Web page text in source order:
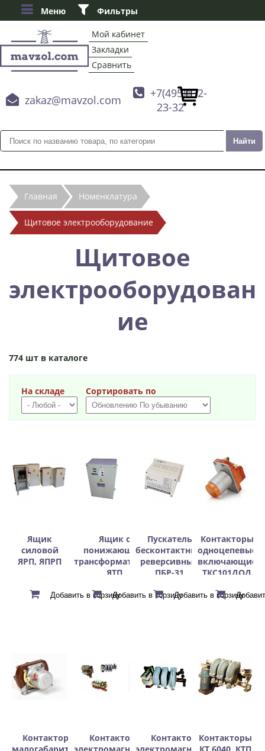
Меню Фильтры
Мой кабинет
Закладки
Сравнить
 zakaz@mavzol.com
 +7(495)132-
23-32
Главная Номенклатура
Щитовое электрооборудование
Щитовое
электрооборудован
ие
774 шт в каталоге
На складе Сортировать по
Ящик
силовой
ЯРП, ЯПРП
Ящик с
понижающим
трансформатором
ЯТП
Пускатель
бесконтактный
реверсивный
ПБР-31
Контакторы
одноцепевые
включающие
ТКС101ДОД
Контакторы
Контакторы
КонтакторыКонтакторы